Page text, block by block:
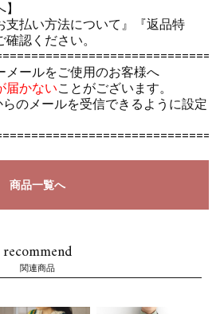
支払い方法について』
『返品特
確認ください。
メールをご使用のお客様へ
届かないことがございます。
のメールを受信できるように設定
商品一覧へ
recommend
関連商品